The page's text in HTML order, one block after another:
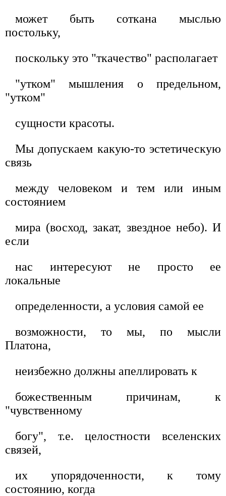
может быть соткана мыслью
постольку,
поскольку это "ткачество" располагает
"утком" мышления о предельном,
"утком"
сущности красоты.
Мы допускаем какую-то эстетическую
связь
между человеком и тем или иным
состоянием
мира (восход, закат, звездное небо). И
если
нас интересуют не просто ее
локальные
определенности, а условия самой ее
возможности, то мы, по мысли
Платона,
неизбежно должны апеллировать к
божественным причинам, к
"чувственному
богу", т.е. целостности вселенских
связей,
их упорядоченности, к тому
состоянию, когда